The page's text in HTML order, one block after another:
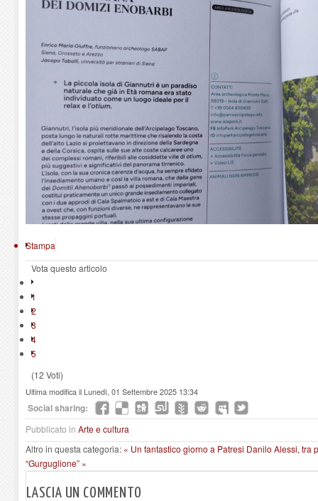
Stampa
Vota questo articolo
1
2
3
4
5
(12 Voti)
Ultima modifica il Lunedì, 01 Settembre 2025 13:34
Social sharing:
Pubblicato in Arte e cultura
Altro in questa categoria: « Un fantastico giorno a Patresi Danilo Alessi, tra
“Gurguglione” »
LASCIA UN COMMENTO